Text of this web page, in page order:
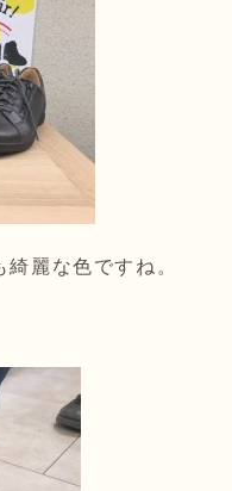
麗な色ですね。